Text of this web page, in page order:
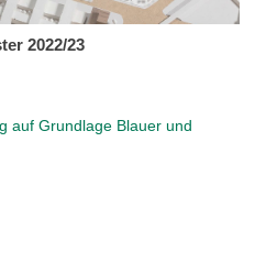
2022/23
auf Grundlage Blauer und